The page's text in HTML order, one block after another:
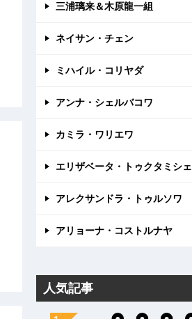
三浦璃来＆木原龍一組
ネイサン・チェン
ミハイル・コリヤダ
アンナ・シェルバコワ
カミラ・ワリエワ
エリザベータ・トゥクタミシェ
アレクサンドラ・トゥルソワ
アリョーナ・コストルナヤ
人気記事